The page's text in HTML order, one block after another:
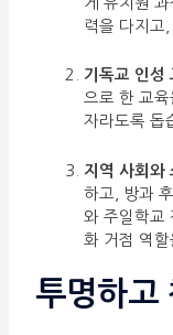
게 유치원
력을 다지고
기독교 인성
으로 한 교육
자라도록 돕
지역 사회와
하고, 방과
와 주일학교
화 거점 역할
투명하고